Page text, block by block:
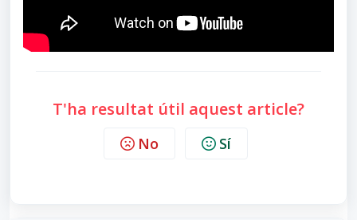
T'ha resultat útil aquest article?
No Sí